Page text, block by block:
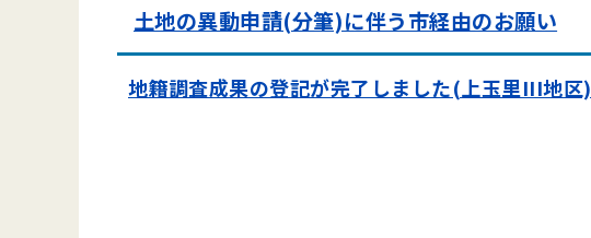
土地の異動申請(分筆)に伴う市経由のお願い
地籍調査成果の登記が完了しました(上玉里III地区)